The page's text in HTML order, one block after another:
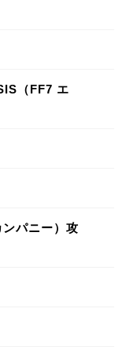
（FF7 エ
パニー）攻